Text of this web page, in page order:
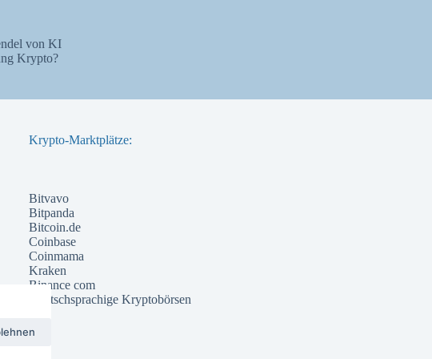
von KI
Krypto?
Krypto-Marktplätze:
Bitvavo
Bitpanda
Bitcoin.de
Coinbase
Coinmama
Kraken
Binance com
Deutschsprachige Kryptobörsen